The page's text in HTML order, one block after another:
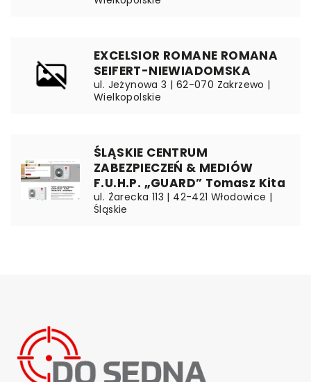
EXCELSIOR ROMANE ROMANA
SEIFERT-NIEWIADOMSKA
ul. Jeżynowa 3 | 62-070 Zakrzewo |
Wielkopolskie
ŚLĄSKIE CENTRUM
ZABEZPIECZEŃ & MEDIÓW
F.U.H.P. „GUARD” Tomasz Kita
ul. Żarecka 113 | 42-421 Włodowice |
Śląskie